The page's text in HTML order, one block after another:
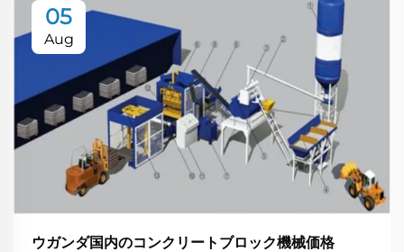
05
Aug
ウガンダ国内のコンクリートブロック機械価格